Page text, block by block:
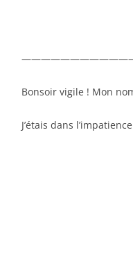
Bonsoir vigile ! Mon
J’étais dans